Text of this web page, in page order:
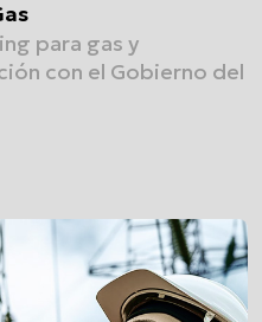
para gas y
con el Gobierno del